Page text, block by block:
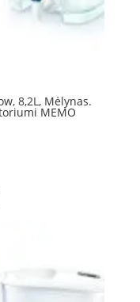
8,2L, Mėlynas.
MEMO